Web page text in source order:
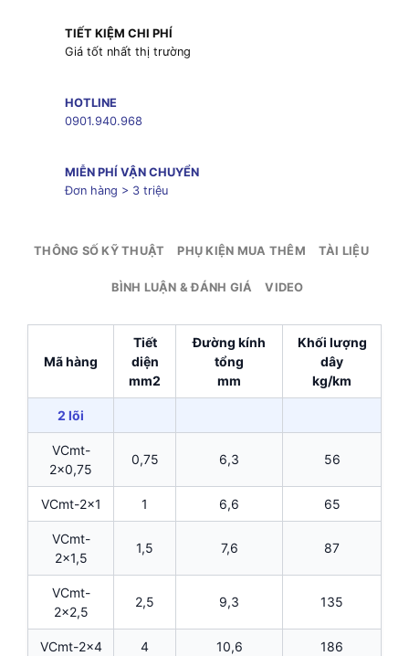
TIẾT KIỆM CHI PHÍ
Giá tốt nhất thị trường
HOTLINE
0901.940.968
MIỄN PHÍ VẬN CHUYỂN
Đơn hàng > 3 triệu
THÔNG SỐ KỸ THUẬT PHỤ KIỆN MUA THÊM TÀI LIỆU
BÌNH LUẬN & ĐÁNH GIÁ VIDEO
Mã hàng
Tiết
diện
mm2
Đường kính
tổng
mm
Khối lượng
dây
kg/km
2 lõi
VCmt-
2×0,75
0,75 6,3 56
VCmt-2×1 1 6,6 65
VCmt-
2×1,5
1,5 7,6 87
VCmt-
2×2,5
2,5 9,3 135
VCmt-2×4 4 10,6 186